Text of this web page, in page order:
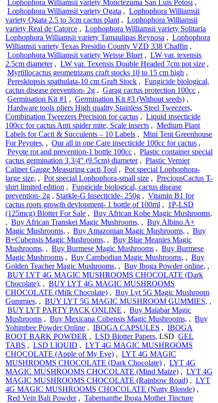
Lophophora Williamsii variety Monctezuma San Luis Potosí,
Lophophora Williamsii variety Ogata , Lophophora Williamsii
variety Ogata 2.5 to 3cm cactus plant , Lophophora Williamsii
variety Real de Catorce , Lophophora Williamsii variety Solitaria
Lophophora Williamsii variety Tamaulipas Reynosa , Lophophora
Williamsii variety Texas Presidio County VZD 338 Chaffin ,
Lophophora Williamsii variety Weisse Bluet , LW var. texensis
2.5cm diameter, LW var. Texensis Double Headed 7cm pot size ,
Myrtillocactus geometrizans craft stocks 10 to 15 cm high ,
Pereskiopsis spathulata-10 cm Graft Stock , Fungicide biological,
cactus disease prevention- 2g , Garag cactus protection 100cc ,
Germination Kit #1 , Germination Kit #3 (Without seeds) ,
Hardware tools pliers High quality Stainless Steel Tweezers,
Combination Tweezers Precision for cactus , Liquid insecticide
100cc for cactus Anti spider mite, Scale insects , Medium Plant
Labels for Cacti & Succulents – 10 Labels , Mini Tent Greenhouse
For Peyotes, , Our all in one Care insecticide 100cc for cactus ,
Peyote rot and prevention-1 bottle 100cc , Plastic container special
cactus germination 3 3/4″ (9.5cm) diameter, Plastic Vernier
Caliper Gauge Measuring cacti Tool , Pot special Lophophora-
large size, , Pot special Lophophora-small size , PreciousCactus T-
shirt limited edition , Fungicide biological, cactus disease
prevention- 2g , Starkle-G Insecticide- 250g , Vitamin B1 for
cactus roots growth devlopment- 1 bottle of 100ml , 1P-LSD
(125mcg) Blotter For Sale , Buy African Kobe Magic Mushrooms,
, Buy African Transkei Magic Mushrooms, , Buy Albino A+
Magic Mushrooms, , Buy Amazonian Magic Mushrooms, , Buy
B+Cubensis Magic Mushrooms, , Buy Blue Meanies Magic
Mushrooms, , Buy Burmese Magic Mushrooms , Buy Burmese
Magic Mushrooms , Buy Cambodian Magic Mushrooms, , Buy
Golden Teacher Magic Mushrooms, , Buy Iboga Powder online, ,
BUY LYT 4G MAGIC MUSHROOMS CHOCOLATE (Dark
Chocolate), , BUY LYT 4G MAGIC MUSHROOMS
CHOCOLATE (Milk Chocolate) , Buy Lyt 5G Magic Mushroom
Gummies, , BUY LYT 5G MAGIC MUSHROOM GUMMIES, ,
BUY LYT PARTY PACK ONLINE , Buy Malabar Magic
Mushrooms , Buy Mexicana Cubensis Magic Mushrooms, , Buy
Yohimbee Powder Online , IBOGA CAPSULES , IBOGA
ROOT BARK POWDER , LSD Blotter Papers, LSD GEL
TABS , LSD LIQUID , LYT 4G MAGIC MUSHROOMS
CHOCOLATE (Apple of My Eye) , LYT 4G MAGIC
MUSHROOMS CHOCOLATE (Dark Chocolate) , LYT 4G
MAGIC MUSHROOMS CHOCOLATE (Mind Maize) , LYT 4G
MAGIC MUSHROOMS CHOCOLATE (Rainbow Road) , LYT
4G MAGIC MUSHROOMS CHOCOLATE (Nutty Blonde) ,
Red Vein Bali Powder, Tabernanthe Iboga Mother Tincture